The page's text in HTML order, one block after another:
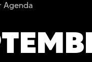
Agenda